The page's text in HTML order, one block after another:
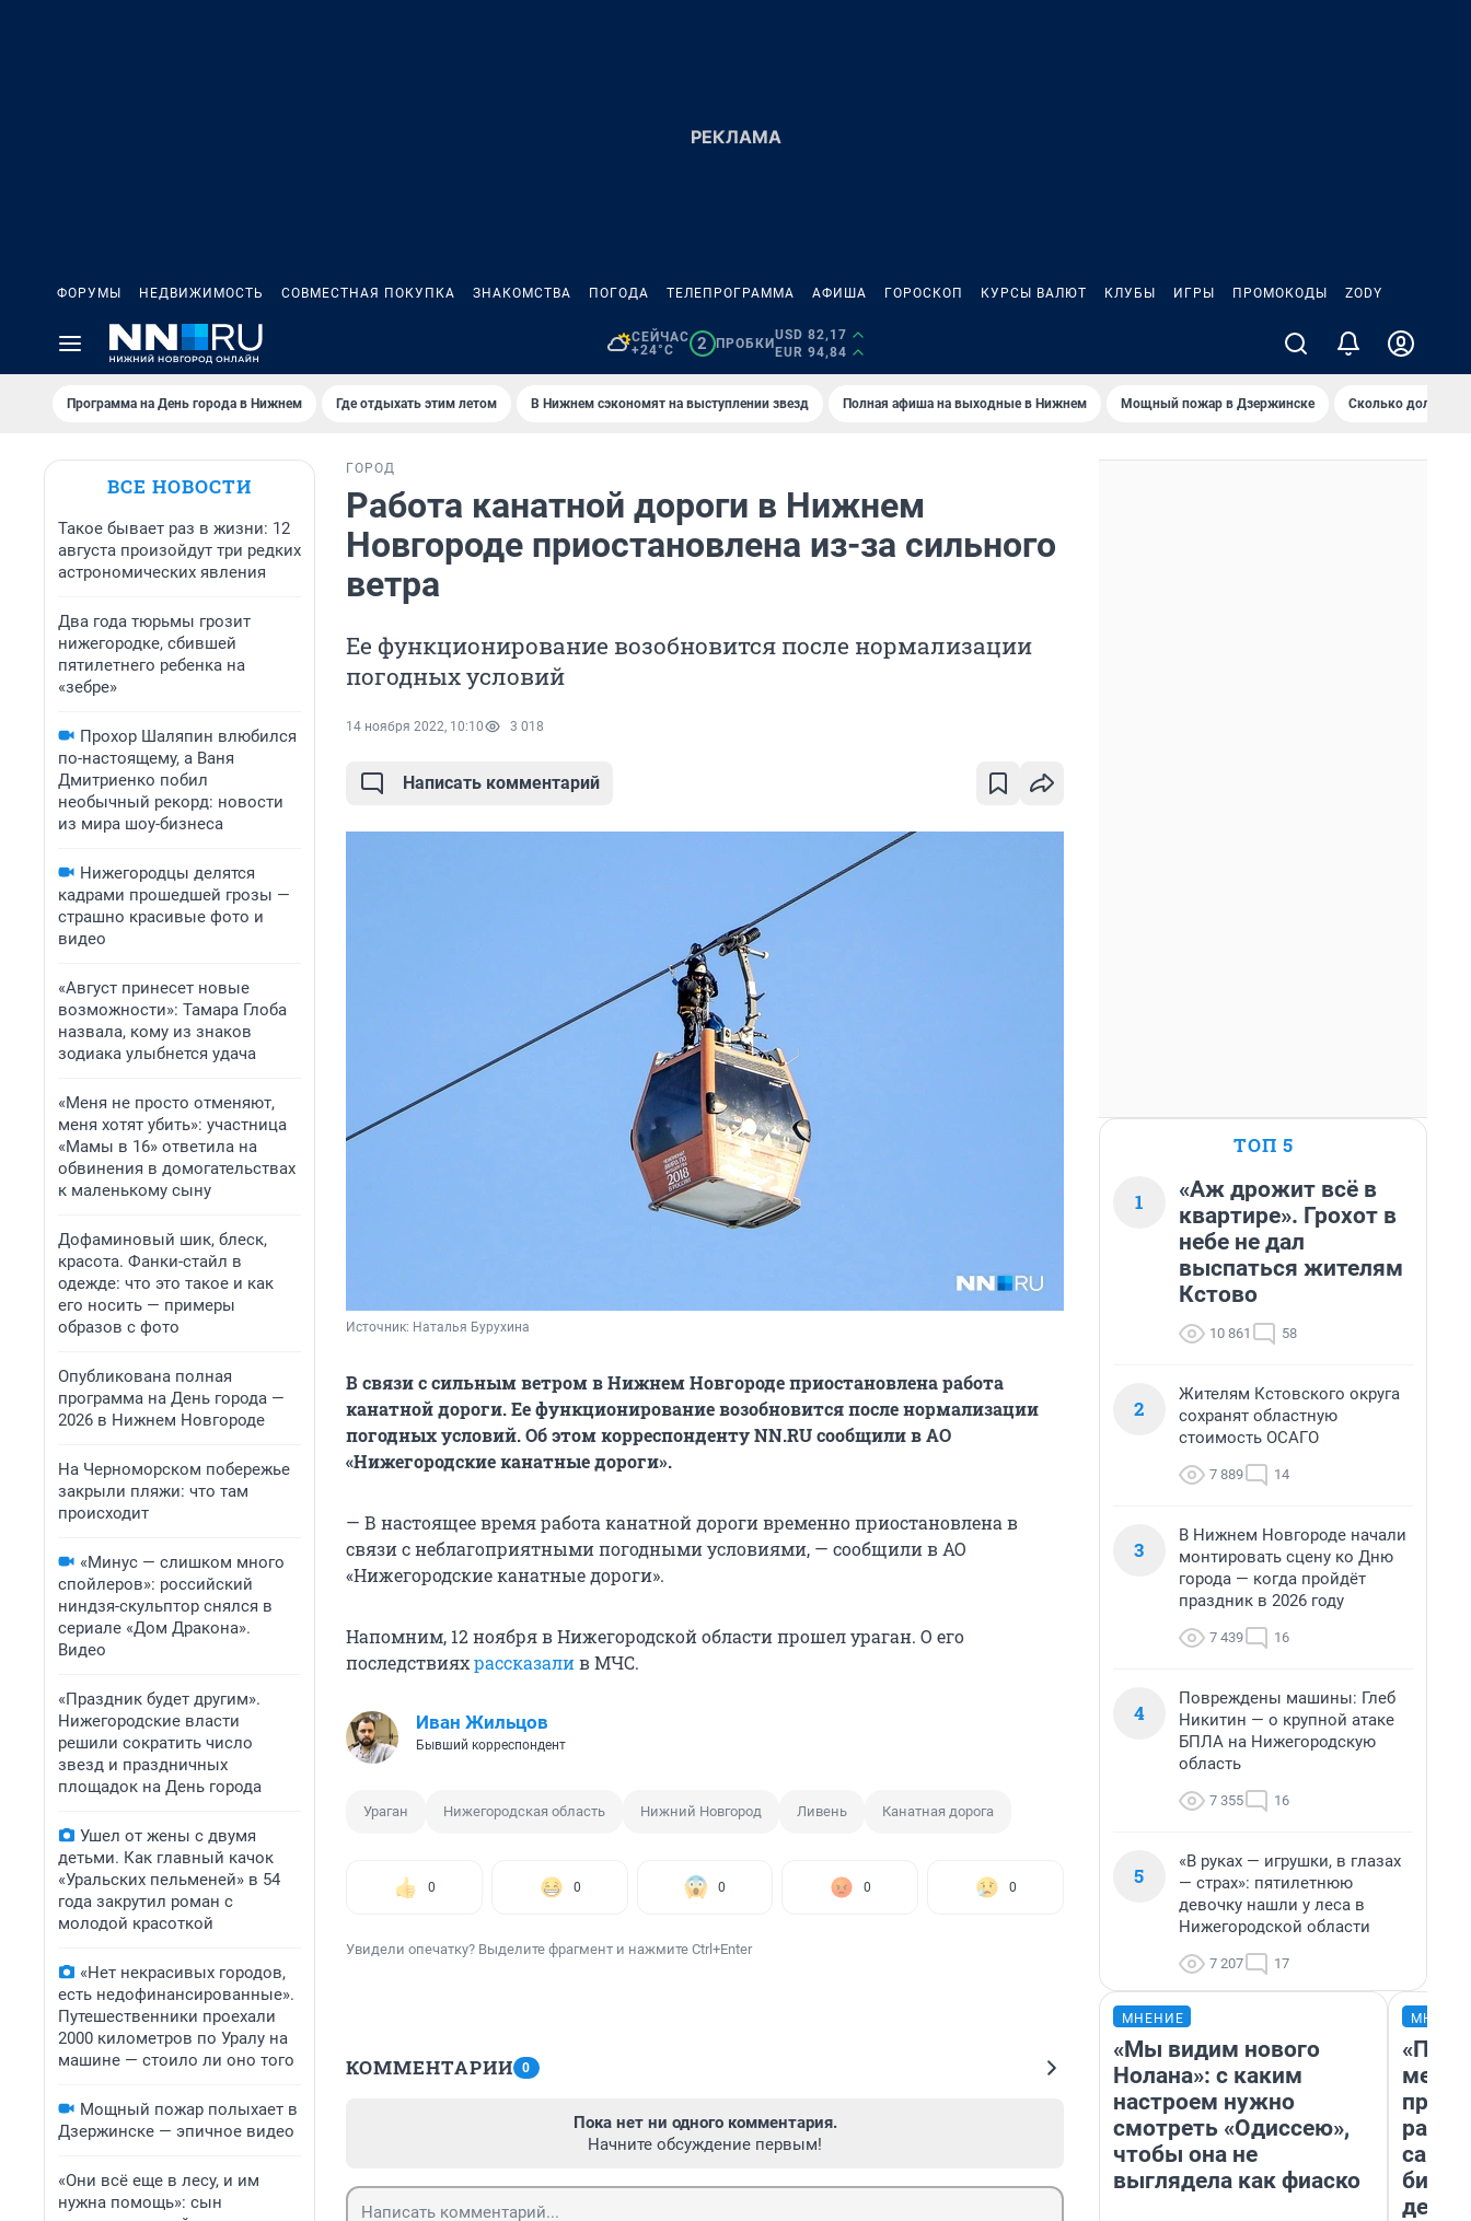
ФОРУМЫ НЕДВИЖИМОСТЬ СОВМЕСТНАЯ ПОКУПКА ЗНАКОМСТВА ПОГОДА ТЕЛЕПРОГРАММА АФИША ГОРОСКОП КУРСЫ ВАЛЮТ КЛУБЫ ИГРЫ ПРОМОКОДЫ ZODY
СЕЙЧАС
+24°C
2 ПРОБКИ
USD 82,17
EUR 94,84
Программа на День города в Нижнем Где отдыхать этим летом В Нижнем сэкономят на выступлении звезд Полная афиша на выходные в Нижнем Мощный пожар в Дзержинске Сколько должен
ВСЕ НОВОСТИ
Такое бывает раз в жизни: 12
августа произойдут три редких
астрономических явления
Два года тюрьмы грозит
нижегородке, сбившей
пятилетнего ребенка на
«зебре»
Прохор Шаляпин влюбился
по-настоящему, а Ваня
Дмитриенко побил
необычный рекорд: новости
из мира шоу-бизнеса
Нижегородцы делятся
кадрами прошедшей грозы —
страшно красивые фото и
видео
«Август принесет новые
возможности»: Тамара Глоба
назвала, кому из знаков
зодиака улыбнется удача
«Меня не просто отменяют,
меня хотят убить»: участница
«Мамы в 16» ответила на
обвинения в домогательствах
к маленькому сыну
Дофаминовый шик, блеск,
красота. Фанки-стайл в
одежде: что это такое и как
его носить — примеры
образов с фото
Опубликована полная
программа на День города —
2026 в Нижнем Новгороде
На Черноморском побережье
закрыли пляжи: что там
происходит
«Минус — слишком много
спойлеров»: российский
ниндзя-скульптор снялся в
сериале «Дом Дракона».
Видео
«Праздник будет другим».
Нижегородские власти
решили сократить число
звезд и праздничных
площадок на День города
Ушел от жены с двумя
детьми. Как главный качок
«Уральских пельменей» в 54
года закрутил роман с
молодой красоткой
«Нет некрасивых городов,
есть недофинансированные».
Путешественники проехали
2000 километров по Уралу на
машине — стоило ли оно того
Мощный пожар полыхает в
Дзержинске — эпичное видео
«Они всё еще в лесу, и им
нужна помощь»: сын
ГОРОД
Работа канатной дороги в Нижнем
Новгороде приостановлена из-за сильного
ветра
Ее функционирование возобновится после нормализации
погодных условий
14 ноября 2022, 10:10 3 018
Написать комментарий
Источник: Наталья Бурухина
В связи с сильным ветром в Нижнем Новгороде приостановлена работа
канатной дороги. Ее функционирование возобновится после нормализации
погодных условий. Об этом корреспонденту NN.RU сообщили в АО
«Нижегородские канатные дороги».
— В настоящее время работа канатной дороги временно приостановлена в
связи с неблагоприятными погодными условиями, — сообщили в АО
«Нижегородские канатные дороги».
Напомним, 12 ноября в Нижегородской области прошел ураган. О его
последствияхрассказалив МЧС.
Иван Жильцов
Бывший корреспондент
Ураган Нижегородская область Нижний Новгород Ливень Канатная дорога
0 0 0 0 0
Увидели опечатку? Выделите фрагмент и нажмите Ctrl+Enter
КОММЕНТАРИИ 0
Пока нет ни одного комментария.
Начните обсуждение первым!
ТОП 5
1
«Аж дрожит всё в
квартире». Грохот в
небе не дал
выспаться жителям
Кстово
10 861 58
2
Жителям Кстовского округа
сохранят областную
стоимость ОСАГО
7 889 14
3
В Нижнем Новгороде начали
монтировать сцену ко Дню
города — когда пройдёт
праздник в 2026 году
7 439 16
4
Повреждены машины: Глеб
Никитин — о крупной атаке
БПЛА на Нижегородскую
область
7 355 16
5
«В руках — игрушки, в глазах
— страх»: пятилетнюю
девочку нашли у леса в
Нижегородской области
7 207 17
МНЕНИЕ
«Мы видим нового
Нолана»: с каким
настроем нужно
смотреть «Одиссею»,
чтобы она не
выглядела как фиаско